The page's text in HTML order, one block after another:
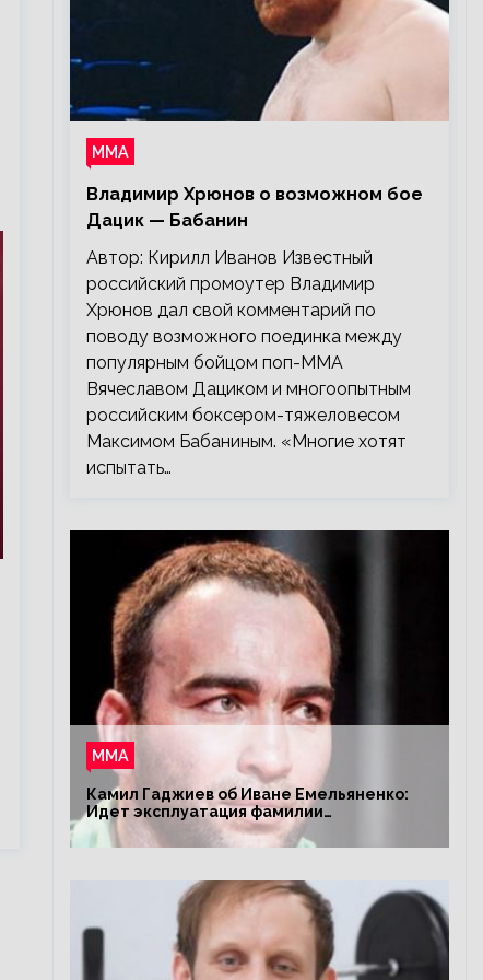
ММА
Владимир Хрюнов о возможном бое
Дацик — Бабанин
Автор: Кирилл Иванов Известный
российский промоутер Владимир
Хрюнов дал свой комментарий по
поводу возможного поединка между
популярным бойцом поп-ММА
Вячеславом Дациком и многоопытным
российским боксером-тяжеловесом
Максимом Бабаниным. «Многие хотят
испытать…
ММА
Камил Гаджиев об Иване Емельяненко:
Идет эксплуатация фамилии
Емельяненко